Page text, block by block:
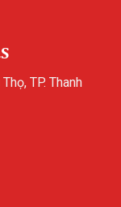
TP. Thanh